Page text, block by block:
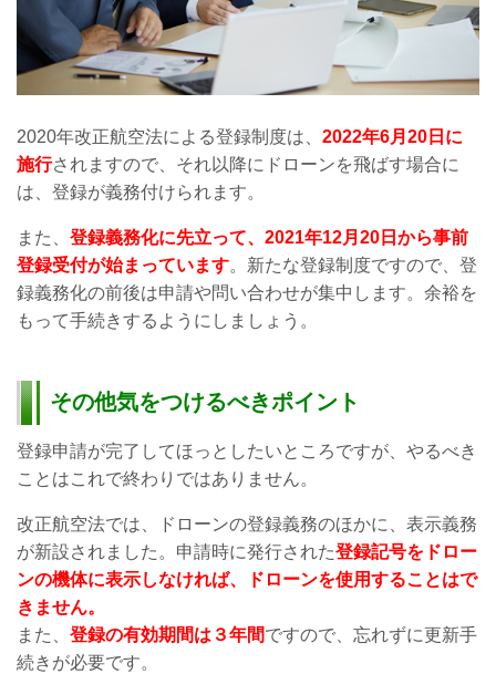
2020年改正航空法による登録制度は、 2022年6月20日に
施行されますので、それ以降にドローンを飛ばす場合に
は、登録が義務付けられます。
また、 登録義務化に先立って、2021年12月20日から事前
登録受付が始まっています。新たな登録制度ですので、登
録義務化の前後は申請や問い合わせが集中します。 余裕を
もって手続きするようにしましょう。
その他気をつけるべきポイント
登録申請が完了してほっとしたいところですが、やるべき
ことはこれで終わりではありません。
改正航空法では、ドローンの登録義務のほかに、表示義務
が新設されました。申請時に発行された登録記号をドロー
ンの機体に表示しなければ、ドローンを使用することはで
きません。
また、 登録の有効期間は３年間ですので、忘れずに更新手
続きが必要です。